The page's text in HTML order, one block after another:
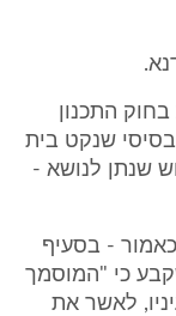
התכנון
שנקט בית
שנתן לנושא -
- בסעיף
כי "המוסמך
לאשר את